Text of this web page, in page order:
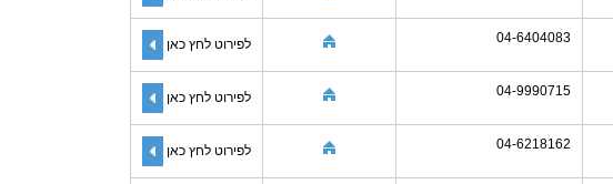
04-6404083 לפירוט לחץ כאן
04-9990715 לפירוט לחץ כאן
04-6218162 לפירוט לחץ כאן